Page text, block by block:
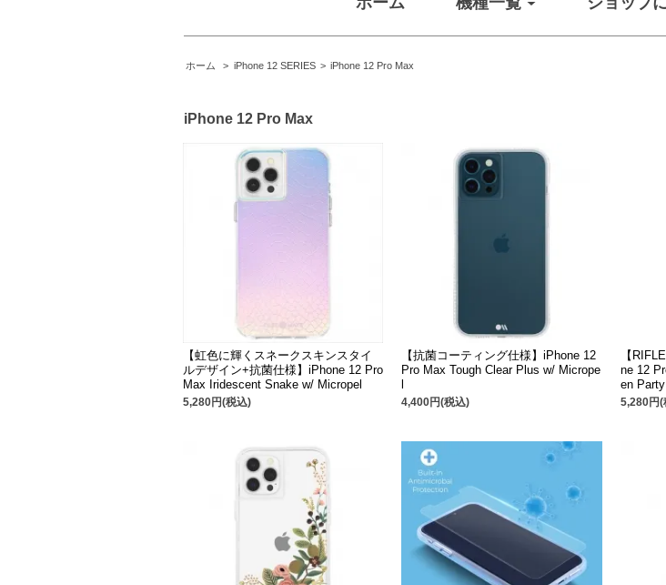
ホーム > iPhone 12 SERIES > iPhone 12 Pro Max
iPhone 12 Pro Max
【虹色に輝くスネークスキンスタイ
ルデザイン+抗菌仕様】iPhone 12 Pro
Max Iridescent Snake w/ Micropel
5,280円(税込)
【抗菌コーティング仕様】iPhone 12
Pro Max Tough Clear Plus w/ Micrope
4,400円(税込)
【
ne 12
en
5,280円(